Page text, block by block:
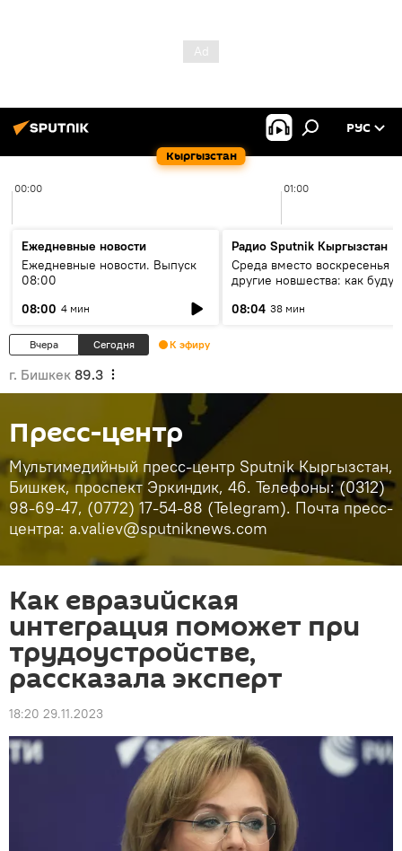
Кыргызстан
РУС
00:00 01:00
Ежедневные новости
Ежедневные новости. Выпуск
08:00
08:00 4 мин
Радио Sputnik Кыргызстан
Среда вместо воскресенья и
другие новшества: как будут
08:04 38 мин
Вчера Сегодня К эфиру
г. Бишкек 89.3
Пресс-центр
Мультимедийный пресс-центр Sputnik Кыргызстан,
Бишкек, проспект Эркиндик, 46. Телефоны: (0312)
98-69-47, (0772) 17-54-88 (Telegram). Почта пресс-
центра: a.valiev@sputniknews.com
Как евразийская
интеграция поможет при
трудоустройстве,
рассказала эксперт
18:20 29.11.2023